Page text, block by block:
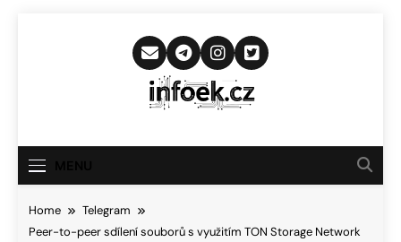
Infoek.cz
Novinkám
Home
Telegram
Peer-to-peer sdílení souborů s využitím TON Storage Network